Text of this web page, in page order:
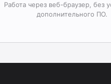
Работа через веб-браузер, без
дополнительного ПО.